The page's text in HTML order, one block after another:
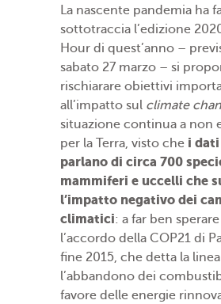
La nascente pandemia ha
sottotraccia l’edizione
Hour di quest’anno –
sabato 27 marzo – si
rischiarare obiettivi
all’impatto sul climate
situazione continua a non
per la Terra, visto che i dati
parlano di circa 700
mammiferi e uccelli che
l’impatto negativo dei
climatici: a far ben
l’accordo della COP21 di
fine 2015, che detta la
l’abbandono dei
favore delle energie